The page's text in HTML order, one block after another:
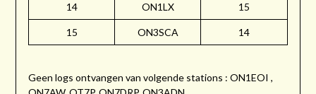
14 ON1LX 15
15 ON3SCA 14
Geen logs ontvangen van volgende stations : ON1EOI ,